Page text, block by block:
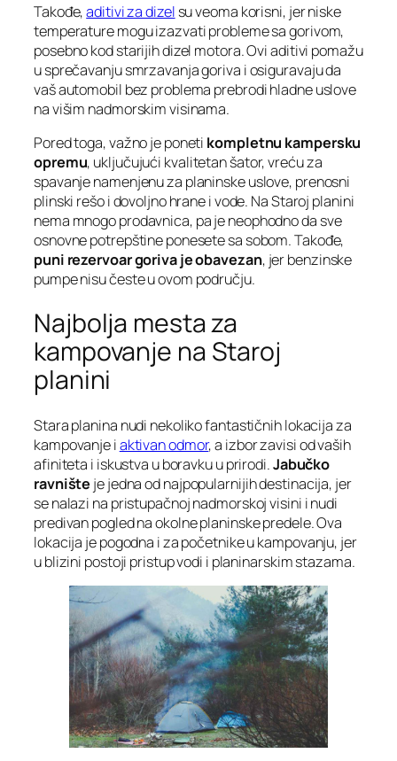
Takođe,aditivi za dizel su veoma korisni, jer niske
temperature mogu izazvati probleme sa gorivom,
posebno kod starijih dizel motora. Ovi aditivi pomažu
u sprečavanju smrzavanja goriva i osiguravaju da
vaš automobil bez problema prebrodi hladne uslove
na višim nadmorskim visinama.
Pored toga, važno je poneti kompletnu kampersku
opremu, uključujući kvalitetan šator, vreću za
spavanje namenjenu za planinske uslove, prenosni
plinski rešo i dovoljno hrane i vode. Na Staroj planini
nema mnogo prodavnica, pa je neophodno da sve
osnovne potrepštine ponesete sa sobom. Takođe,
puni rezervoar goriva je obavezan, jer benzinske
pumpe nisu česte u ovom području.
Najbolja mesta za
kampovanje na Staroj
planini
Stara planina nudi nekoliko fantastičnih lokacija za
kampovanje iaktivan odmor, a izbor zavisi od vaših
afiniteta i iskustva u boravku u prirodi.Jabučko
ravnište je jedna od najpopularnijih destinacija, jer
se nalazi na pristupačnoj nadmorskoj visini i nudi
predivan pogled na okolne planinske predele. Ova
lokacija je pogodna i za početnike u kampovanju, jer
u blizini postoji pristup vodi i planinarskim stazama.